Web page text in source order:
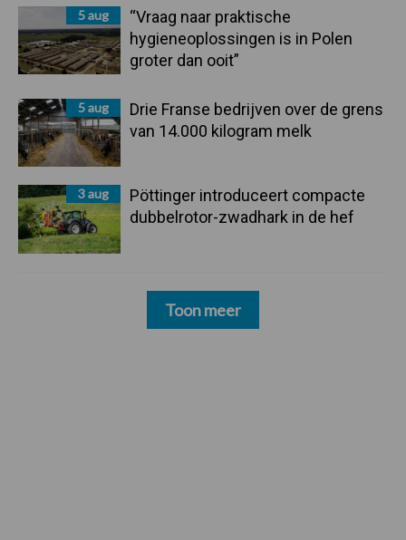
5 aug
“Vraag naar praktische
hygieneoplossingen is in Polen
groter dan ooit”
5 aug
Drie Franse bedrijven over de grens
van 14.000 kilogram melk
3 aug
Pöttinger introduceert compacte
dubbelrotor-zwadhark in de hef
Toon meer